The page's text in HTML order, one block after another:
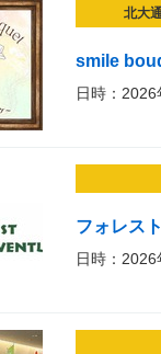
北大
smile
日時：
フォレス
日時：